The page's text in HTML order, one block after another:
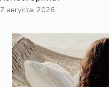
7 августа, 2026